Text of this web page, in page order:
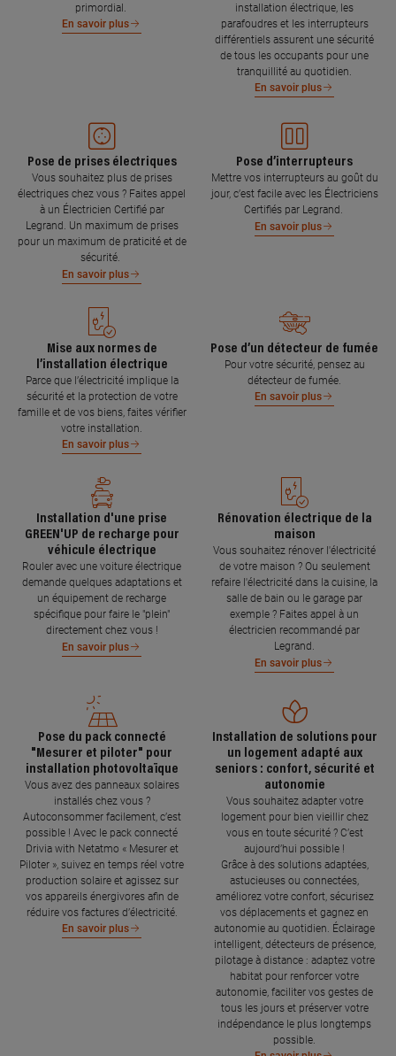
primordial.
En savoir plus
installation électrique, les
parafoudres et les interrupteurs
différentiels assurent une sécurité
de tous les occupants pour une
tranquillité au quotidien.
En savoir plus
Pose de prises électriques
Vous souhaitez plus de prises
électriques chez vous ? Faites appel
à un Électricien Certifié par
Legrand. Un maximum de prises
pour un maximum de praticité et de
sécurité.
En savoir plus
Pose d’interrupteurs
Mettre vos interrupteurs au goût du
jour, c’est facile avec les Électriciens
Certifiés par Legrand.
En savoir plus
Mise aux normes de
l’installation électrique
Parce que l’électricité implique la
sécurité et la protection de votre
famille et de vos biens, faites vérifier
votre installation.
En savoir plus
Pose d’un détecteur de fumée
Pour votre sécurité, pensez au
détecteur de fumée.
En savoir plus
Installation d'une prise
GREEN'UP de recharge pour
véhicule électrique
Rouler avec une voiture électrique
demande quelques adaptations et
un équipement de recharge
spécifique pour faire le "plein"
directement chez vous !
En savoir plus
Rénovation électrique de la
maison
Vous souhaitez rénover l'électricité
de votre maison ? Ou seulement
refaire l'électricité dans la cuisine, la
salle de bain ou le garage par
exemple ? Faites appel à un
électricien recommandé par
Legrand.
En savoir plus
Pose du pack connecté
"Mesurer et piloter" pour
installation photovoltaïque
Vous avez des panneaux solaires
installés chez vous ?
Autoconsommer facilement, c’est
possible ! Avec le pack connecté
Drivia with Netatmo « Mesurer et
Piloter », suivez en temps réel votre
production solaire et agissez sur
vos appareils énergivores afin de
réduire vos factures d’électricité.
En savoir plus
Installation de solutions pour
un logement adapté aux
seniors : confort, sécurité et
autonomie
Vous souhaitez adapter votre
logement pour bien vieillir chez
vous en toute sécurité ? C’est
aujourd’hui possible !
Grâce à des solutions adaptées,
astucieuses ou connectées,
améliorez votre confort, sécurisez
vos déplacements et gagnez en
autonomie au quotidien. Éclairage
intelligent, détecteurs de présence,
pilotage à distance : adaptez votre
habitat pour renforcer votre
autonomie, faciliter vos gestes de
tous les jours et préserver votre
indépendance le plus longtemps
possible.